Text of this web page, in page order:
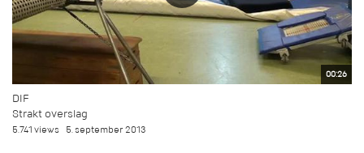
00:26
DIF
Strakt overslag
5.741 views 5. september 2013